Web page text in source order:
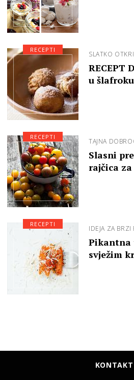
SLATKO
RECEPT
u šlafroku
RECEPTI
TAJNA
Slasni
rajčica
RECEPTI
IDEJA ZA BRZI
Pikantna
svježim
RECEPTI
KONTAKT